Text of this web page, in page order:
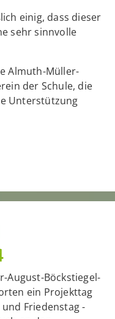
einig, dass dieser
sehr sinnvolle
Almuth-Müller-
der Schule, die
Unterstützung
August-Böckstiegel-
ein Projekttag
Friedenstag -